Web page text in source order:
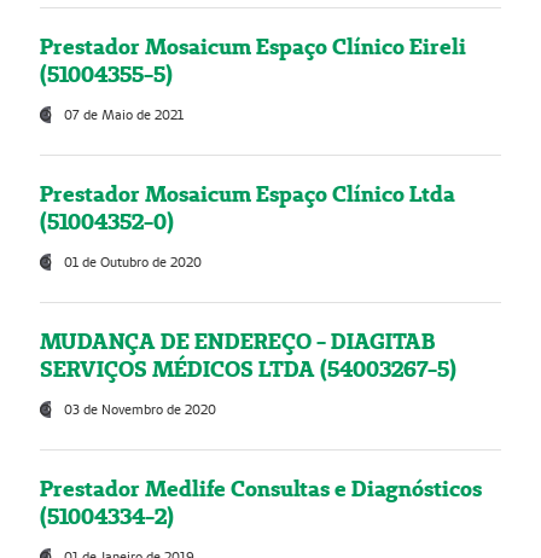
Prestador Mosaicum Espaço Clínico Eireli
(51004355-5)
07 de Maio de 2021
Prestador Mosaicum Espaço Clínico Ltda
(51004352-0)
01 de Outubro de 2020
MUDANÇA DE ENDEREÇO - DIAGITAB
SERVIÇOS MÉDICOS LTDA (54003267-5)
03 de Novembro de 2020
Prestador Medlife Consultas e Diagnósticos
(51004334-2)